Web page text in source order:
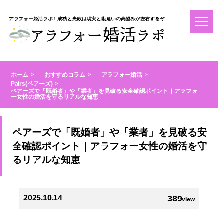
アラフォー婚活ラボ！成功と失敗は現実と勘違いの高望みが左右するぞ
ホーム おすすめコラム
アラフォー婚活
Pairs(ペアーズ)
ペアーズで「既婚者」や「業者」を見破る安全確認ポイント｜アラフォ
ー女性の婚活を守るリアルな知恵
ペアーズで「既婚者」や「業者」を見破る安
全確認ポイント｜アラフォー女性の婚活を守
るリアルな知恵
389view
2025.10.14